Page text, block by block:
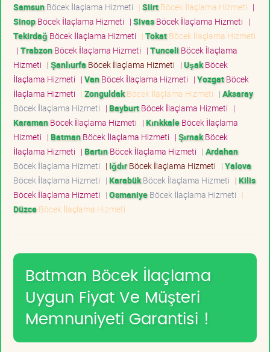
SamsunBöcek İlaçlama Hizmeti | SiirtBöcek İlaçlama Hizmeti |
SinopBöcek İlaçlama Hizmeti | SivasBöcek İlaçlama Hizmeti |
Tekirdağ Böcek İlaçlama Hizmeti | TokatBöcek İlaçlama Hizmeti
| TrabzonBöcek İlaçlama Hizmeti | Tunceli Böcek İlaçlama
Hizmeti | Şanlıurfa Böcek İlaçlama Hizmeti | UşakBöcek
İlaçlama Hizmeti | VanBöcek İlaçlama Hizmeti | YozgatBöcek
İlaçlama Hizmeti | ZonguldakBöcek İlaçlama Hizmeti | Aksaray
Böcek İlaçlama Hizmeti | BayburtBöcek İlaçlama Hizmeti |
KaramanBöcek İlaçlama Hizmeti | KırıkkaleBöcek İlaçlama
Hizmeti | BatmanBöcek İlaçlama Hizmeti | ŞırnakBöcek
İlaçlama Hizmeti | BartınBöcek İlaçlama Hizmeti | Ardahan
Böcek İlaçlama Hizmeti | IğdırBöcek İlaçlama Hizmeti | Yalova
Böcek İlaçlama Hizmeti | KarabükBöcek İlaçlama Hizmeti | Kilis
Böcek İlaçlama Hizmeti | OsmaniyeBöcek İlaçlama Hizmeti |
DüzceBöcek İlaçlama Hizmeti
Batman Böcek İlaçlama
Uygun Fiyat Ve Müşteri
Memnuniyeti Garantisi !